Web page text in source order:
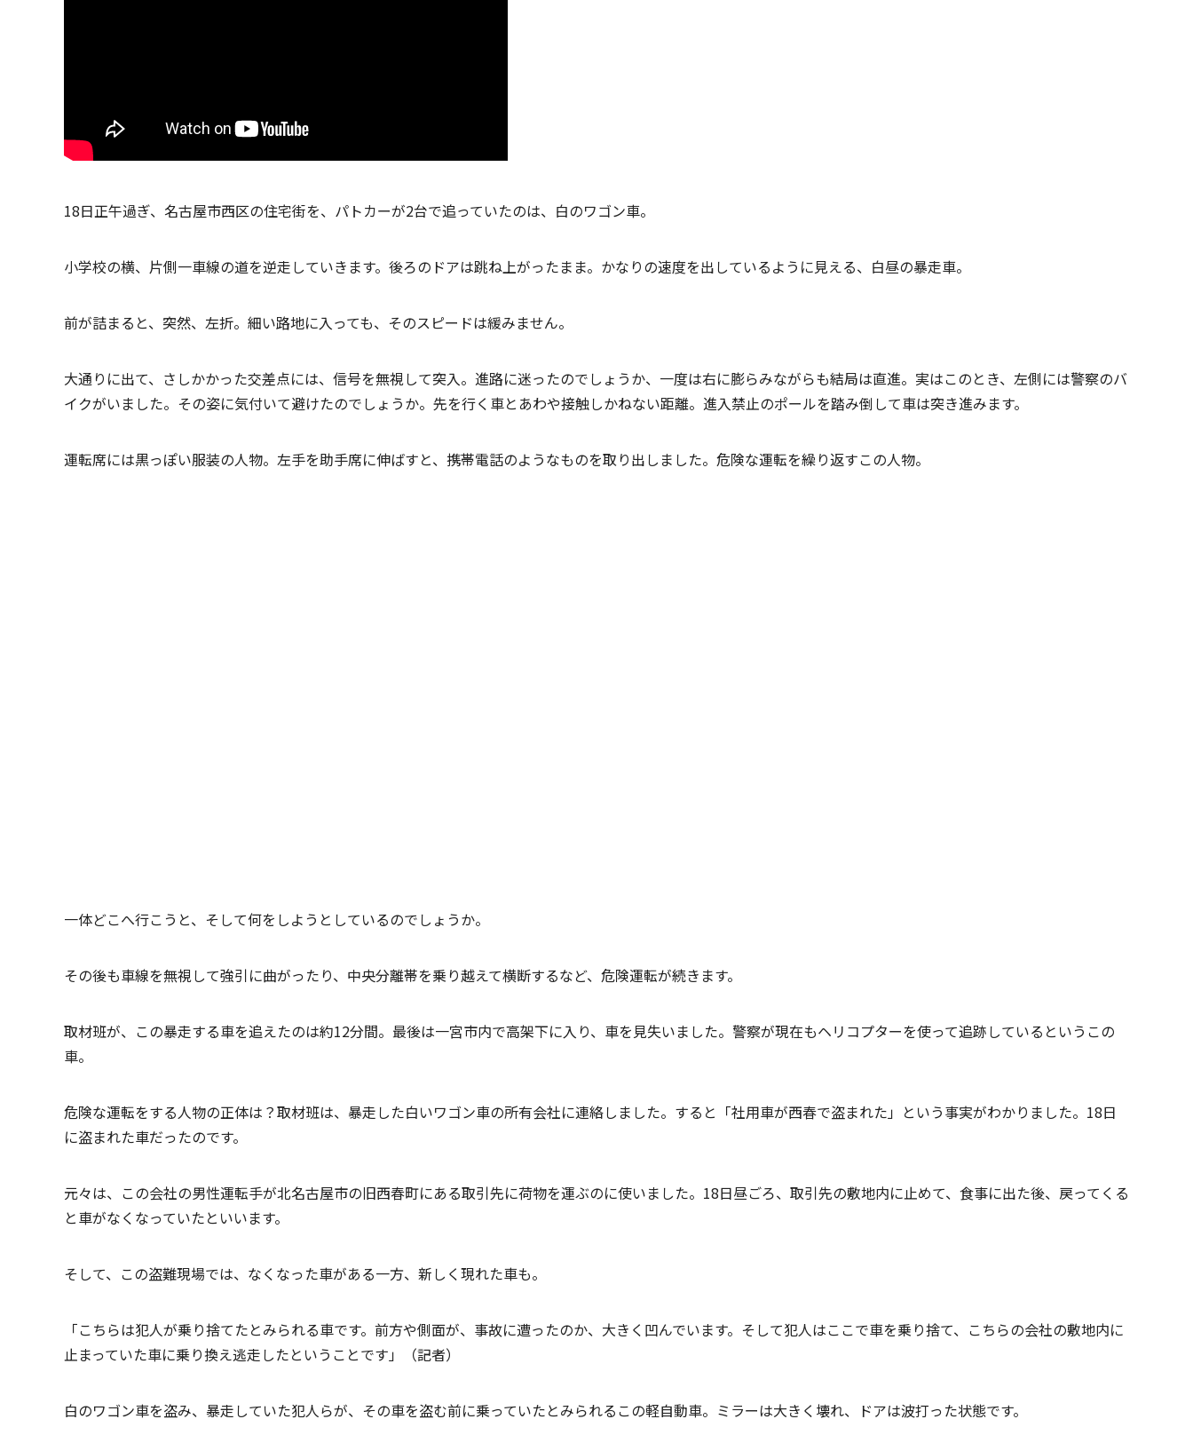
18日正午過ぎ、名古屋市西区の住宅街を、パトカーが2台で追っていたのは、白のワゴン車。
小学校の横、片側一車線の道を逆走していきます。後ろのドアは跳ね上がったまま。かなりの速度を出しているように見える、白昼の暴走車。
前が詰まると、突然、左折。細い路地に入っても、そのスピードは緩みません。
大通りに出て、さしかかった交差点には、信号を無視して突入。進路に迷ったのでしょうか、一度は右に膨らみながらも結局は直進。実はこのとき、左側には警察のバ
イクがいました。その姿に気付いて避けたのでしょうか。先を行く車とあわや接触しかねない距離。進入禁止のポールを踏み倒して車は突き進みます。
運転席には黒っぽい服装の人物。左手を助手席に伸ばすと、携帯電話のようなものを取り出しました。危険な運転を繰り返すこの人物。
一体どこへ行こうと、そして何をしようとしているのでしょうか。
その後も車線を無視して強引に曲がったり、中央分離帯を乗り越えて横断するなど、危険運転が続きます。
取材班が、この暴走する車を追えたのは約12分間。最後は一宮市内で高架下に入り、車を見失いました。警察が現在もヘリコプターを使って追跡しているというこの
車。
危険な運転をする人物の正体は？取材班は、暴走した白いワゴン車の所有会社に連絡しました。すると「社用車が西春で盗まれた」という事実がわかりました。18日
に盗まれた車だったのです。
元々は、この会社の男性運転手が北名古屋市の旧西春町にある取引先に荷物を運ぶのに使いました。18日昼ごろ、取引先の敷地内に止めて、食事に出た後、戻ってくる
と車がなくなっていたといいます。
そして、この盗難現場では、なくなった車がある一方、新しく現れた車も。
「こちらは犯人が乗り捨てたとみられる車です。前方や側面が、事故に遭ったのか、大きく凹んでいます。そして犯人はここで車を乗り捨て、こちらの会社の敷地内に
止まっていた車に乗り換え逃走したということです」（記者）
白のワゴン車を盗み、暴走していた犯人らが、その車を盗む前に乗っていたとみられるこの軽自動車。ミラーは大きく壊れ、ドアは波打った状態です。